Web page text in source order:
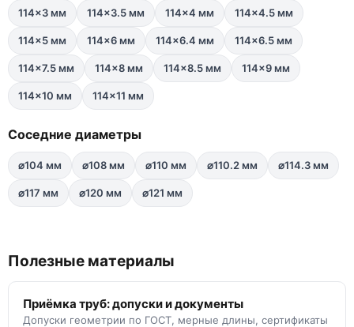
114×3 мм 114×3.5 мм 114×4 мм 114×4.5 мм
114×5 мм 114×6 мм 114×6.4 мм 114×6.5 мм
114×7.5 мм 114×8 мм 114×8.5 мм 114×9 мм
114×10 мм 114×11 мм
Соседние диаметры
⌀104 мм ⌀108 мм ⌀110 мм ⌀110.2 мм ⌀114.3 мм
⌀117 мм ⌀120 мм ⌀121 мм
Полезные материалы
Приёмка труб: допуски и документы
Допуски геометрии по ГОСТ, мерные длины, сертификаты